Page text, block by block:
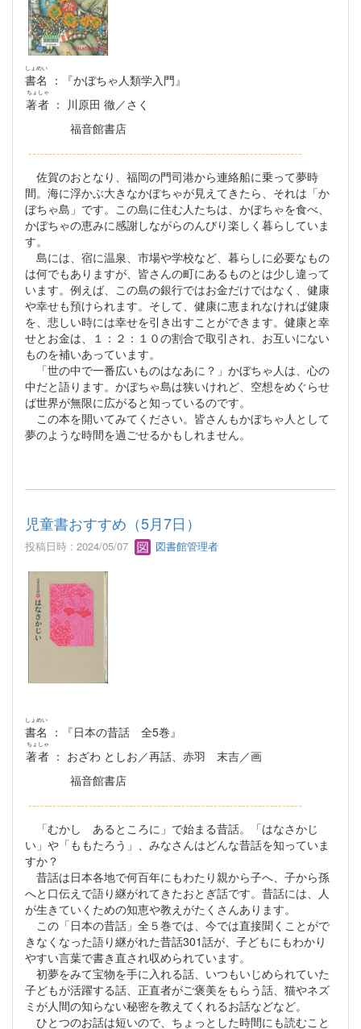
書名
しょめい
：『かぼちゃ人類学入門』
著者
ちょしゃ
： 川原田 徹／さく
福音館書店
--------------------------------------------------------------------
佐賀のおとなり、福岡の門司港から連絡船に乗って夢時
間。海に浮かぶ大きなかぼちゃが見えてきたら、それは「か
ぼちゃ島」です。この島に住む人たちは、かぼちゃを食べ、
かぼちゃの恵みに感謝しながらのんびり楽しく暮らしていま
す。
島には、宿に温泉、市場や学校など、暮らしに必要なもの
は何でもありますが、皆さんの町にあるものとは少し違って
います。例えば、この島の銀行ではお金だけではなく、健康
や幸せも預けられます。そして、健康に恵まれなければ健康
を、悲しい時には幸せを引き出すことができます。健康と幸
せとお金は、１：２：１０の割合で取引され、お互いにない
ものを補いあっています。
「世の中で一番広いものはなあに？」かぼちゃ人は、心の
中だと語ります。かぼちゃ島は狭いけれど、空想をめぐらせ
ば世界が無限に広がると知っているのです。
この本を開いてみてください。皆さんもかぼちゃ人として
夢のような時間を過ごせるかもしれません。
児童書おすすめ（5月7日）
投稿日時 : 2024/05/07 図書館管理者
書名
しょめい
：『日本の昔話 全5巻』
著者
ちょしゃ
： おざわ としお／再話、赤羽 末吉／画
福音館書店
--------------------------------------------------------------------
「むかし あるところに」で始まる昔話。「はなさかじ
い」や「ももたろう」、みなさんはどんな昔話を知っていま
すか？
昔話は日本各地で何百年にもわたり親から子へ、子から孫
へと口伝えで語り継がれてきたおとぎ話です。昔話には、人
が生きていくための知恵や教えがたくさんあります。
この「日本の昔話」全５巻では、今では直接聞くことがで
きなくなった語り継がれた昔話301話が、子どもにもわかり
やすい言葉で書き直され収められています。
初夢をみて宝物を手に入れる話、いつもいじめられていた
子どもが活躍する話、正直者がご褒美をもらう話、猫やネズ
ミが人間の知らない秘密を教えてくれるお話などなど。
ひとつのお話は短いので、ちょっとした時間にも読むこと